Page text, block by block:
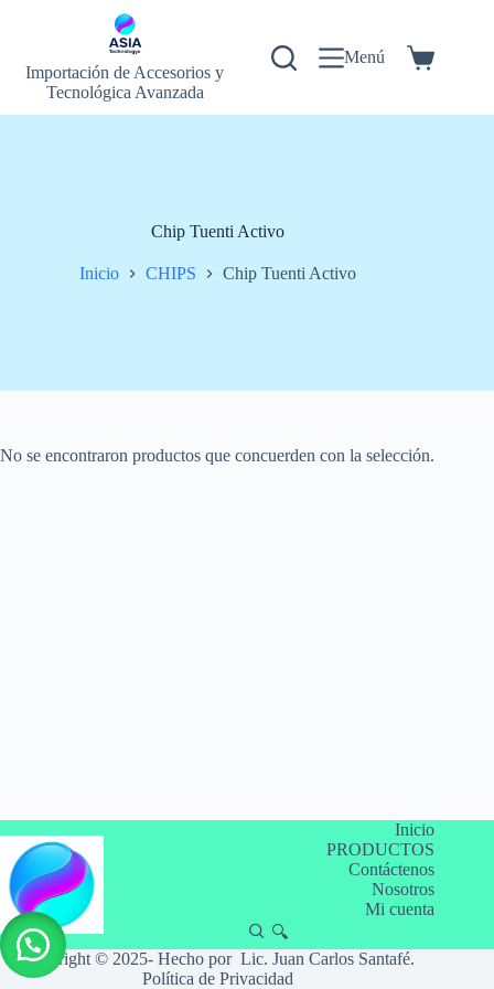
Importación de Accesorios y
Tecnológica Avanzada
Menú
Carrito
Chip Tuenti Activo
Inicio CHIPS Chip Tuenti Activo
No se encontraron productos que concuerden con la selección.
Inicio
PRODUCTOS
Contáctenos
Nosotros
Mi cuenta
🔍
Copyright © 2025- Hecho por Lic. Juan Carlos Santafé.
Política de Privacidad